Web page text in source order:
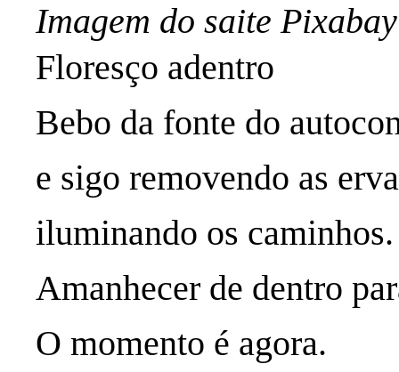
Imagem do saite Pixabay
Floresço adentro
Bebo da fonte do
e sigo removendo as
iluminando os caminhos.
Amanhecer de dentro
O momento é agora.